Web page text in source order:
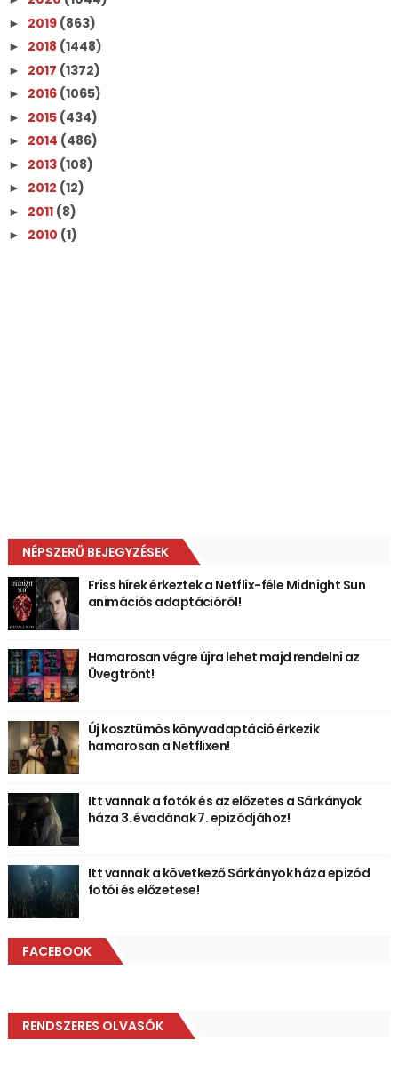
► 2019 (863)
► 2018 (1448)
► 2017 (1372)
► 2016 (1065)
► 2015 (434)
► 2014 (486)
► 2013 (108)
► 2012 (12)
► 2011 (8)
► 2010 (1)
NÉPSZERŰ BEJEGYZÉSEK
Friss hírek érkeztek a Netflix-féle Midnight Sun
animációs adaptációról!
Hamarosan végre újra lehet majd rendelni az
Üvegtrónt!
Új kosztümös könyvadaptáció érkezik
hamarosan a Netflixen!
Itt vannak a fotók és az előzetes a Sárkányok
háza 3. évadának 7. epizódjához!
Itt vannak a következő Sárkányok háza epizód
fotói és előzetese!
FACEBOOK
RENDSZERES OLVASÓK